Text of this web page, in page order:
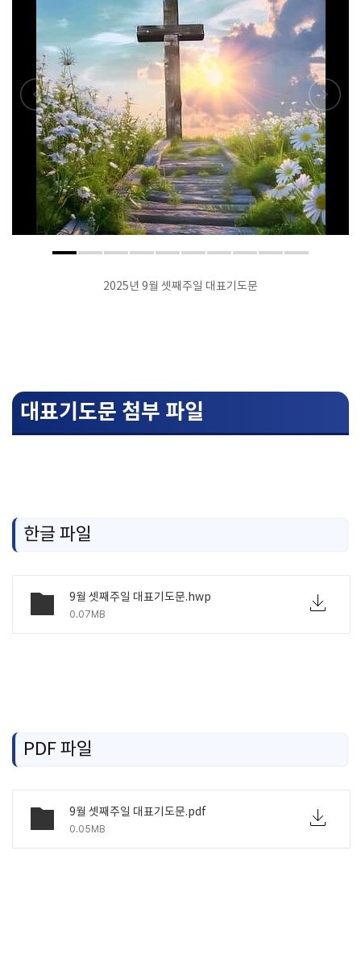
2025년 9월 셋째주일 대표기도문
대표기도문 첨부 파일
한글 파일
9월 셋째주일 대표기도문.hwp
0.07MB
PDF 파일
9월 셋째주일 대표기도문.pdf
0.05MB